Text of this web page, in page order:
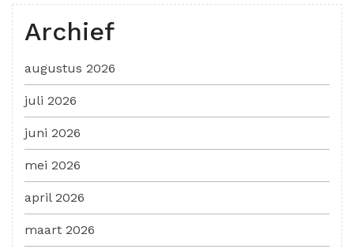
Archief
augustus 2026
juli 2026
juni 2026
mei 2026
april 2026
maart 2026